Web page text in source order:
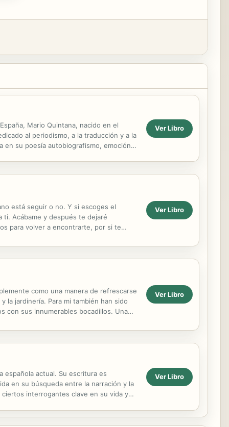
Mario Quintana, nacido en el
al periodismo, a la traducción y a la
en su poesía autobiografismo, emoción,
Ver Libro
está seguir o no. Y si escoges el
ti. Acábame y después te dejaré
para volver a encontrarte, por si te
Ver Libro
como una manera de refrescarse
la jardinería. Para mi también han sido
con sus innumerables bocadillos. Una
Ver Libro
española actual. Su escritura es
en su búsqueda entre la narración y la
interrogantes clave en su vida y
Ver Libro